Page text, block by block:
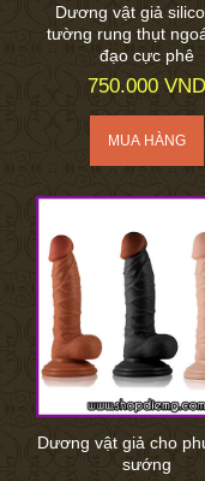
Dương vật giả
tường rung thụt
đạo cực phê
750.000 VND
Dương vật giả cho
sướng